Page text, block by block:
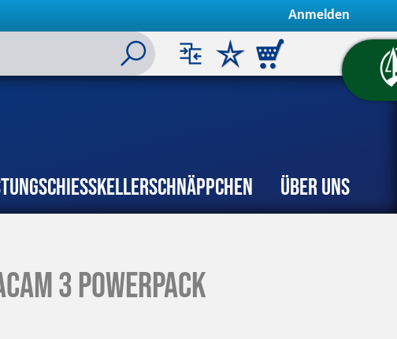
Anmelden
SchiesskellerSchnäppchen Über uns
3 Powerpack